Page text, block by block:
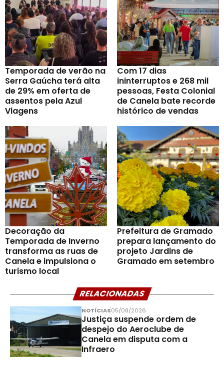
Temporada de verão na
Serra Gaúcha terá alta
de 29% em oferta de
assentos pela Azul
Viagens
Com 17 dias
ininterruptos e 268 mil
pessoas, Festa Colonial
de Canela bate recorde
histórico de vendas
Decoração da
Temporada de Inverno
transforma as ruas de
Canela e impulsiona o
turismo local
Prefeitura de Gramado
prepara lançamento do
projeto Jardins de
Gramado em setembro
RELACIONADAS
NOTÍCIAS05/08/2026
Justiça suspende ordem de
despejo do Aeroclube de
Canela em disputa com a
Infraero